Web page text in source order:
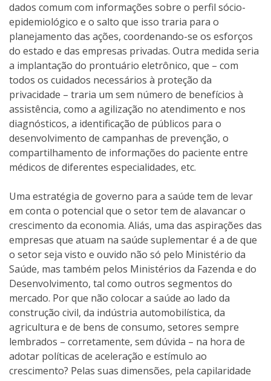
dados comum com informações sobre o perfil sócio-
epidemiológico e o salto que isso traria para o
planejamento das ações, coordenando-se os esforços
do estado e das empresas privadas. Outra medida seria
a implantação do prontuário eletrônico, que – com
todos os cuidados necessários à proteção da
privacidade – traria um sem número de benefícios à
assistência, como a agilização no atendimento e nos
diagnósticos, a identificação de públicos para o
desenvolvimento de campanhas de prevenção, o
compartilhamento de informações do paciente entre
médicos de diferentes especialidades, etc.
Uma estratégia de governo para a saúde tem de levar
em conta o potencial que o setor tem de alavancar o
crescimento da economia. Aliás, uma das aspirações das
empresas que atuam na saúde suplementar é a de que
o setor seja visto e ouvido não só pelo Ministério da
Saúde, mas também pelos Ministérios da Fazenda e do
Desenvolvimento, tal como outros segmentos do
mercado. Por que não colocar a saúde ao lado da
construção civil, da indústria automobilística, da
agricultura e de bens de consumo, setores sempre
lembrados – corretamente, sem dúvida – na hora de
adotar políticas de aceleração e estímulo ao
crescimento? Pelas suas dimensões, pela capilaridade